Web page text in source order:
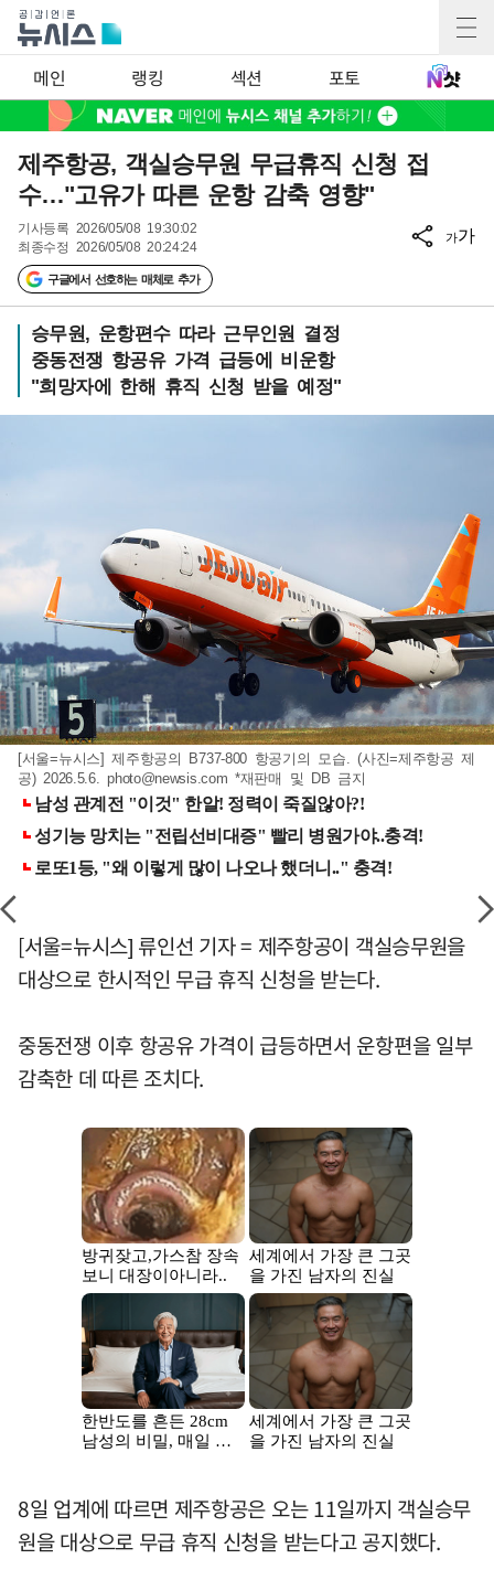
메인 랭킹 섹션 포토
제주항공, 객실승무원 무급휴직 신청 접
수…"고유가 따른 운항 감축 영향"
기사등록 2026/05/08 19:30:02
최종수정 2026/05/08 20:24:24
구글에서 선호하는 매체로 추가
가가
승무원, 운항편수 따라 근무인원 결정
중동전쟁 항공유 가격 급등에 비운항
"희망자에 한해 휴직 신청 받을 예정"
[서울=뉴시스] 제주항공의 B737-800 항공기의 모습. (사진=제주항공 제
공) 2026.5.6.photo@newsis.com *재판매 및 DB 금지
[서울=뉴시스] 류인선 기자 = 제주항공이 객실승무원을
대상으로 한시적인 무급 휴직 신청을 받는다.
중동전쟁 이후 항공유 가격이 급등하면서 운항편을 일부
감축한 데 따른 조치다.
8일 업계에 따르면 제주항공은 오는 11일까지 객실승무
원을 대상으로 무급 휴직 신청을 받는다고 공지했다.